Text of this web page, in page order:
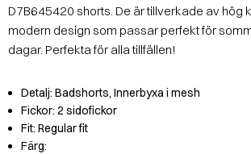
D7B645420 shorts. De är tillverkade av hög
modern design som passar perfekt för
dagar. Perfekta för alla tillfällen!
Detalj: Badshorts, Innerbyxa i mesh
Fickor: 2 sidofickor
Fit: Regular fit
Färg: